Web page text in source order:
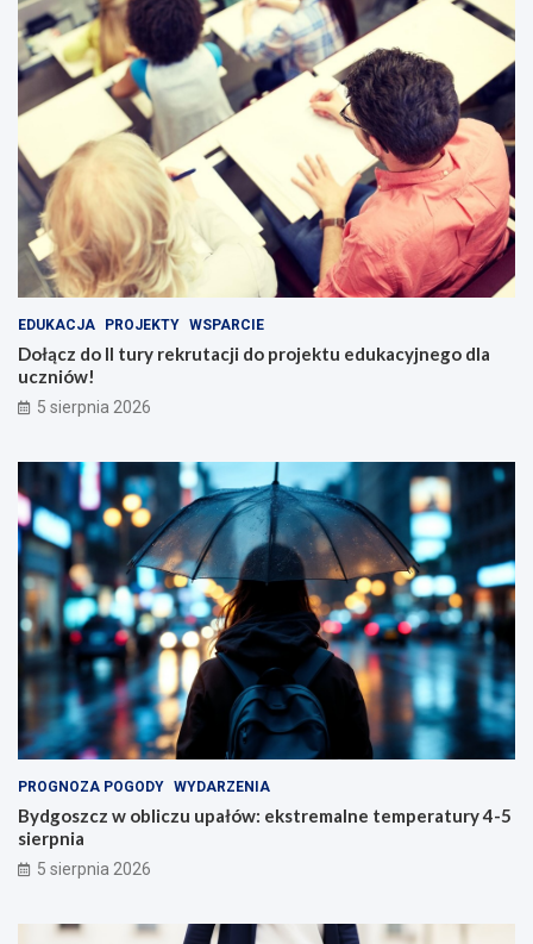
EDUKACJA PROJEKTY WSPARCIE
Dołącz do II tury rekrutacji do projektu edukacyjnego dla
uczniów!
5 sierpnia 2026
PROGNOZA POGODY WYDARZENIA
Bydgoszcz w obliczu upałów: ekstremalne temperatury 4-5
sierpnia
5 sierpnia 2026